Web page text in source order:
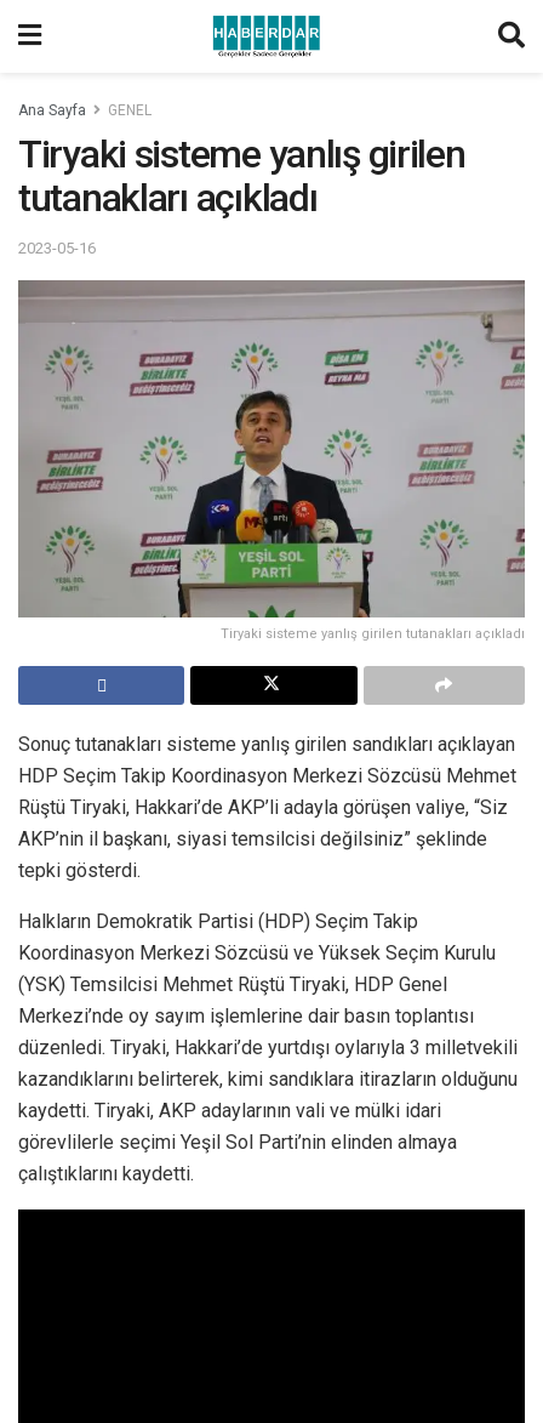
Ana Sayfa GENEL
Tiryaki sisteme yanlış girilen
tutanakları açıkladı
2023-05-16
Tiryaki sisteme yanlış girilen tutanakları açıkladı
Sonuç tutanakları sisteme yanlış girilen sandıkları açıklayan
HDP Seçim Takip Koordinasyon Merkezi Sözcüsü Mehmet
Rüştü Tiryaki, Hakkari’de AKP’li adayla görüşen valiye, “Siz
AKP’nin il başkanı, siyasi temsilcisi değilsiniz” şeklinde
tepki gösterdi.
Halkların Demokratik Partisi (HDP) Seçim Takip
Koordinasyon Merkezi Sözcüsü ve Yüksek Seçim Kurulu
(YSK) Temsilcisi Mehmet Rüştü Tiryaki, HDP Genel
Merkezi’nde oy sayım işlemlerine dair basın toplantısı
düzenledi. Tiryaki, Hakkari’de yurtdışı oylarıyla 3 milletvekili
kazandıklarını belirterek, kimi sandıklara itirazların olduğunu
kaydetti. Tiryaki, AKP adaylarının vali ve mülki idari
görevlilerle seçimi Yeşil Sol Parti’nin elinden almaya
çalıştıklarını kaydetti.